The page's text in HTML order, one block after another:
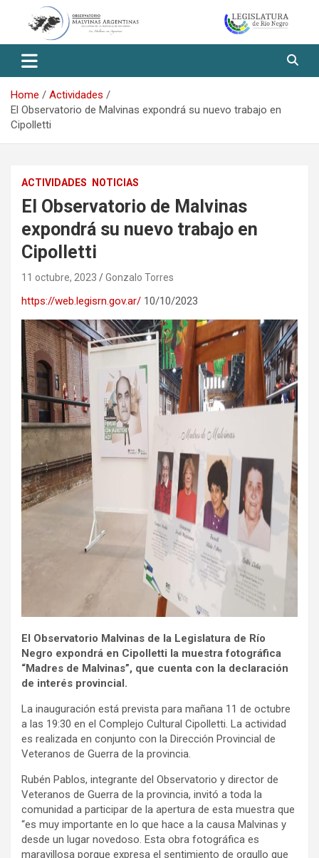
Observatorio Malvinas – Río
Negro
Home
Actividades
El Observatorio de Malvinas expondrá su nuevo trabajo en
Cipolletti
ACTIVIDADES NOTICIAS
El Observatorio de Malvinas
expondrá su nuevo trabajo en
Cipolletti
11 octubre, 2023 Gonzalo Torres
https://web.legisrn.gov.ar/ 10/10/2023
El Observatorio Malvinas de la Legislatura de Río
Negro expondrá en Cipolletti la muestra fotográfica
“Madres de Malvinas”, que cuenta con la declaración
de interés provincial.
La inauguración está prevista para mañana 11 de octubre
a las 19:30 en el Complejo Cultural Cipolletti. La actividad
es realizada en conjunto con la Dirección Provincial de
Veteranos de Guerra de la provincia.
Rubén Pablos, integrante del Observatorio y director de
Veteranos de Guerra de la provincia, invitó a toda la
comunidad a participar de la apertura de esta muestra que
“es muy importante en lo que hace a la causa Malvinas y
desde un lugar novedoso. Esta obra fotográfica es
maravillosa porque expresa el sentimiento de orgullo que